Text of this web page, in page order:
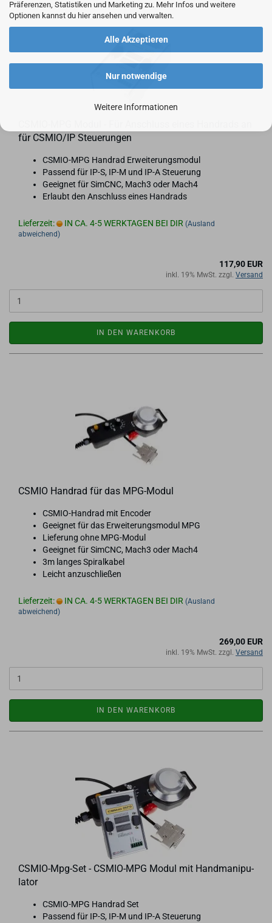
Präferenzen, Statistiken und Marketing zu. Mehr Infos und weitere
Optionen kannst du hier ansehen und verwalten.
Alle Akzeptieren
Nur notwendige
Weitere Informationen
für CSMIO/IP Steue­run­gen
CSMIO-​MPG Hand­rad Er­wei­te­rungs­mo­dul
Pas­send für IP-S, IP-M und IP-A Steue­rung
Ge­eig­net für SimCNC, Mach3 oder Mach4
Er­laubt den An­schluss eines Hand­rads
Lieferzeit: IN CA. 4-5 WERKTAGEN BEI DIR (Ausland
abweichend)
117,90 EUR
inkl. 19% MwSt. zzgl. Versand
IN DEN WARENKORB
CSMIO Hand­rad für das MPG-​Modul
CSMIO-​Handrad mit En­co­der
Ge­eig­net für das Er­wei­te­rungs­mo­dul MPG
Lie­fe­rung ohne MPG-​Modul
Ge­eig­net für SimCNC, Mach3 oder Mach4
3m lan­ges Spi­ral­ka­bel
Leicht an­zu­schlie­ßen
Lieferzeit: IN CA. 4-5 WERKTAGEN BEI DIR (Ausland
abweichend)
269,00 EUR
inkl. 19% MwSt. zzgl. Versand
IN DEN WARENKORB
CSMIO-​​Mpg-​Set - CSMIO-​​MPG Modul mit Hand­ma­ni­pu­
la­tor
CSMIO-​MPG Hand­rad Set
Pas­send für IP-S, IP-M und IP-A Steue­rung